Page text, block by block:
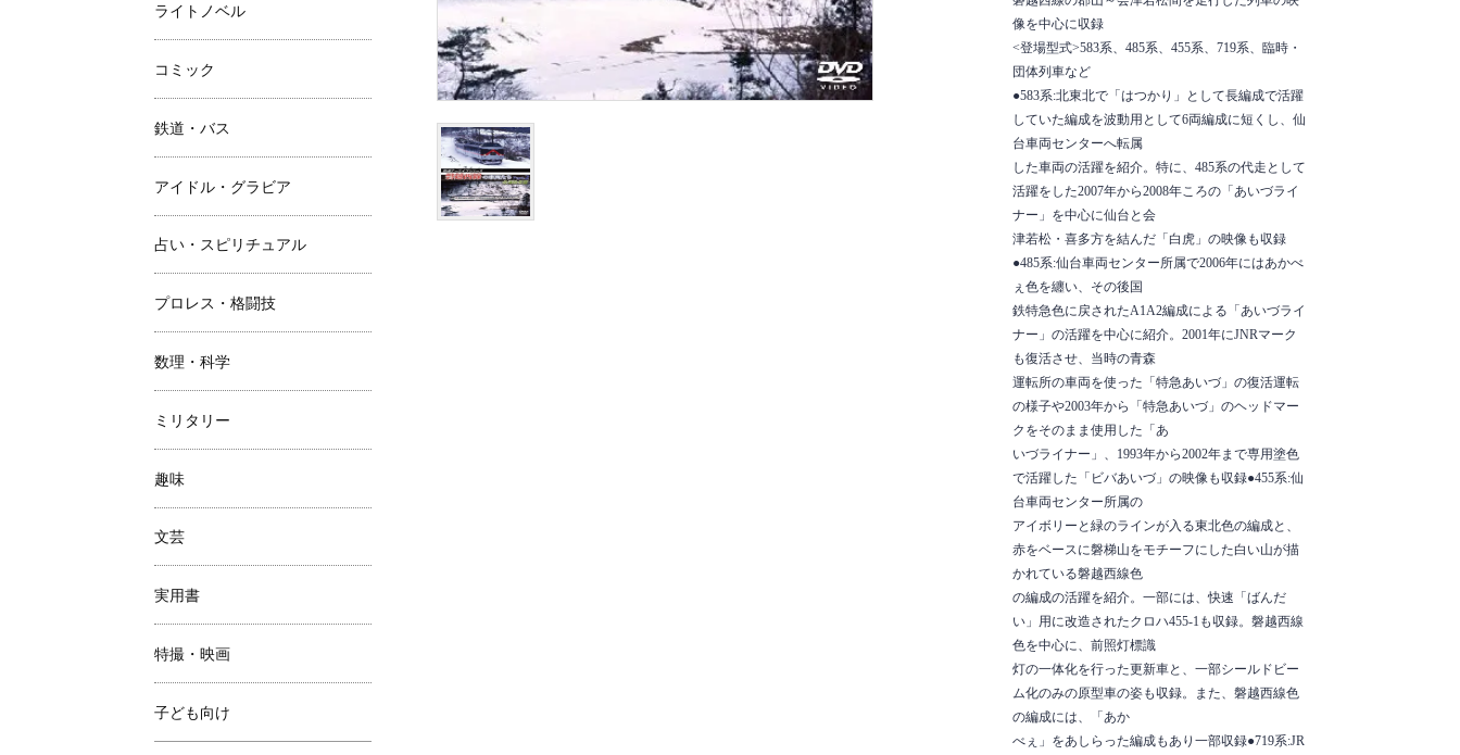
像を中心に収録
<登場型式>583系、485系、455系、719系、臨時・
団体列車など
●583系:北東北で「はつかり」として長編成で活躍
していた編成を波動用として6両編成に短くし、仙
台車両センターへ転属
した車両の活躍を紹介。特に、485系の代走として
活躍をした2007年から2008年ころの「あいづライ
ナー」を中心に仙台と会
津若松・喜多方を結んだ「白虎」の映像も収録
●485系:仙台車両センター所属で2006年にはあかべ
ぇ色を纏い、その後国
鉄特急色に戻されたA1A2編成による「あいづライ
ナー」の活躍を中心に紹介。2001年にJNRマーク
も復活させ、当時の青森
運転所の車両を使った「特急あいづ」の復活運転
の様子や2003年から「特急あいづ」のヘッドマー
クをそのまま使用した「あ
いづライナー」、1993年から2002年まで専用塗色
で活躍した「ビバあいづ」の映像も収録●455系:仙
台車両センター所属の
アイボリーと緑のラインが入る東北色の編成と、
赤をベースに磐梯山をモチーフにした白い山が描
かれている磐越西線色
の編成の活躍を紹介。一部には、快速「ばんだ
い」用に改造されたクロハ455-1も収録。磐越西線
色を中心に、前照灯標識
灯の一体化を行った更新車と、一部シールドビー
ム化のみの原型車の姿も収録。また、磐越西線色
の編成には、「あか
べぇ」をあしらった編成もあり一部収録●719系:JR
ライトノベル
コミック
鉄道・バス
アイドル・グラビア
占い・スピリチュアル
プロレス・格闘技
数理・科学
ミリタリー
趣味
文芸
実用書
特撮・映画
子ども向け